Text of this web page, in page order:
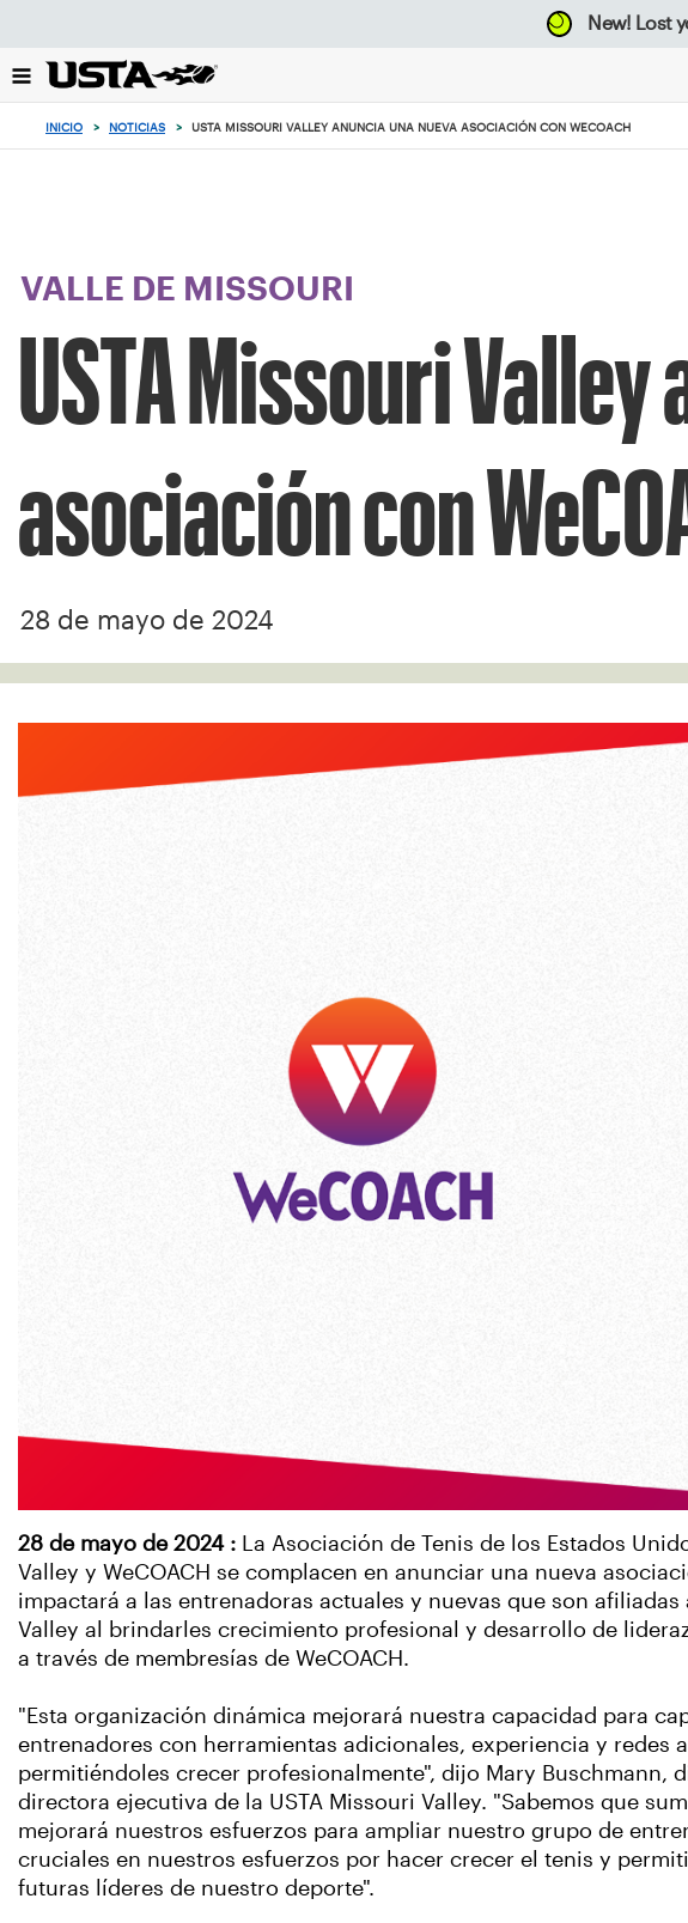
el
botón
New! Lost
INICIO > NOTICIAS > USTA MISSOURI VALLEY ANUNCIA UNA NUEVA ASOCIACIÓN CON WECOACH
VALLE DE MISSOURI
USTA Missouri
asociación con
28 de mayo de 2024
28 de mayo de 2024 : La Asociación de Tenis de los Estados
Valley y WeCOACH se complacen en anunciar una nueva
impactará a las entrenadoras actuales y nuevas que son afiliadas
Valley al brindarles crecimiento profesional y desarrollo de
a través de membresías de WeCOACH.
"Esta organización dinámica mejorará nuestra capacidad para
entrenadores con herramientas adicionales, experiencia y redes
permitiéndoles crecer profesionalmente", dijo Mary Buschmann,
directora ejecutiva de la USTA Missouri Valley. "Sabemos que
mejorará nuestros esfuerzos para ampliar nuestro grupo de
cruciales en nuestros esfuerzos por hacer crecer el tenis y
futuras líderes de nuestro deporte".